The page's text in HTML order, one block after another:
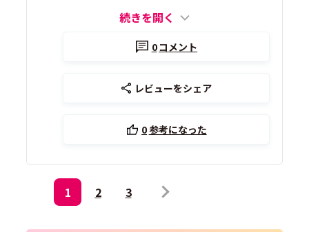
続きを開く
0コメント
レビューをシェア
0参考になった
1 2 3